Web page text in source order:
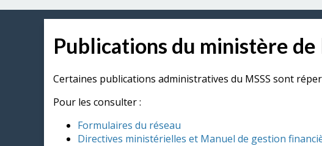
Publications du ministère de
Certaines publications administratives du MSSS sont
Pour les consulter :
Formulaires du réseau
Directives ministérielles et Manuel de gestion